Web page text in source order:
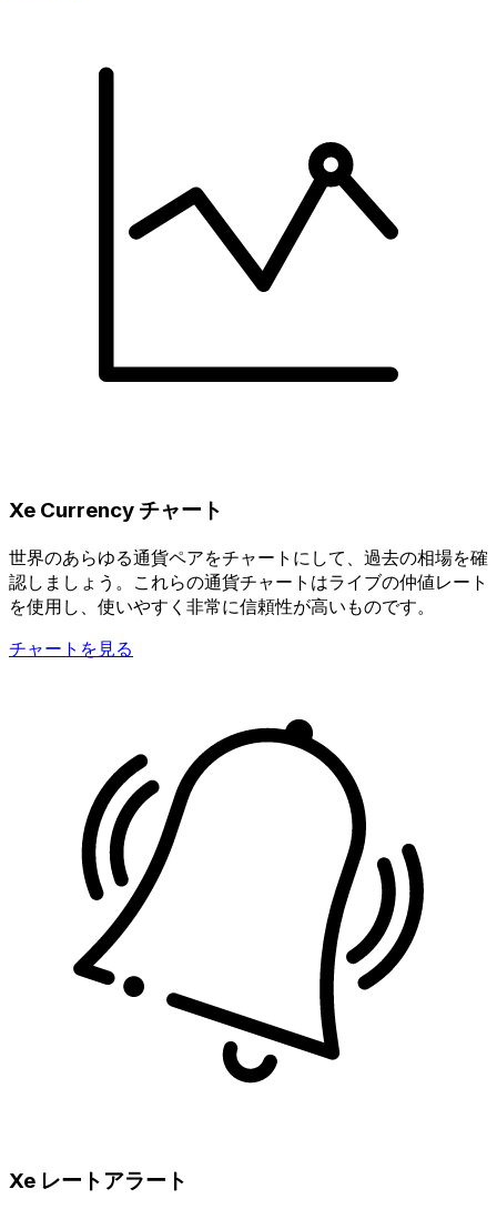
Xe Currency チャート
世界のあらゆる通貨ペアをチャートにして、過去の相場を確
認しましょう。これらの通貨チャートはライブの仲値レート
を使用し、使いやすく非常に信頼性が高いものです。
チャートを見る
Xe レートアラート